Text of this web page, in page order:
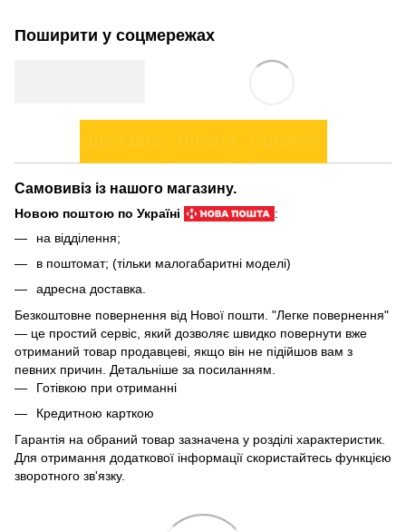
Поширити у соцмережах
Самовивіз із нашого магазину.
Новою поштою по Україні
:
на відділення;
в поштомат; (тільки малогабаритні моделі)
адресна доставка.
Безкоштовне повернення від Нової пошти. "Легке повернення"
— це простий сервіс, який дозволяє швидко повернути вже
отриманий товар продавцеві, якщо він не підійшов вам з
певних причин. Детальніше за посиланням
Готівкою при отриманні
Кредитною карткою
Гарантія на обраний товар зазначена у розділі характеристик.
Для отримання додаткової інформації скористайтесь функцією
зворотного зв'язку.